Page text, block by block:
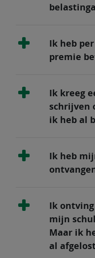
Ik heb
premie
Ik kreeg
schrijven
ik heb al
Ik heb
Ik
mijn
Maar ik
al